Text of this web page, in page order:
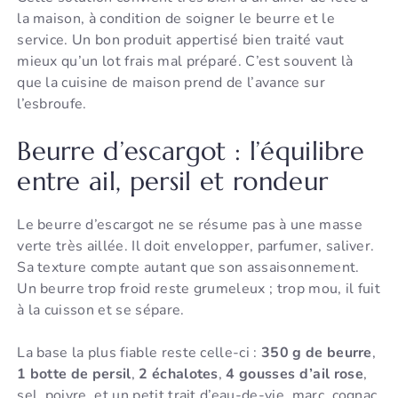
la maison, à condition de soigner le beurre et le
service. Un bon produit appertisé bien traité vaut
mieux qu’un lot frais mal préparé. C’est souvent là
que la cuisine de maison prend de l’avance sur
l’esbroufe.
Beurre d’escargot : l’équilibre
entre ail, persil et rondeur
Le beurre d’escargot ne se résume pas à une masse
verte très aillée. Il doit envelopper, parfumer, saliver.
Sa texture compte autant que son assaisonnement.
Un beurre trop froid reste grumeleux ; trop mou, il fuit
à la cuisson et se sépare.
La base la plus fiable reste celle-ci : 350 g de beurre,
1 botte de persil, 2 échalotes,4 gousses d’ail rose,